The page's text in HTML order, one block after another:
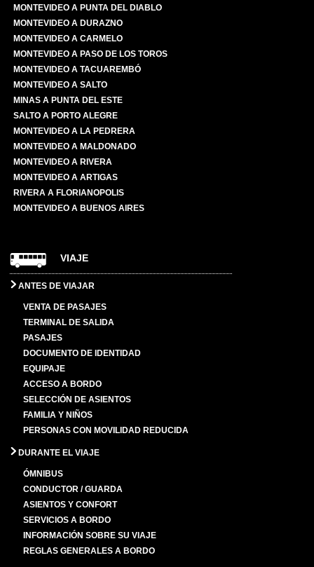
MONTEVIDEO A PUNTA DEL DIABLO
MONTEVIDEO A DURAZNO
MONTEVIDEO A CARMELO
MONTEVIDEO A PASO DE LOS TOROS
MONTEVIDEO A TACUAREMBÓ
MONTEVIDEO A SALTO
MINAS A PUNTA DEL ESTE
SALTO A PORTO ALEGRE
MONTEVIDEO A LA PEDRERA
MONTEVIDEO A MALDONADO
MONTEVIDEO A RIVERA
MONTEVIDEO A ARTIGAS
RIVERA A FLORIANOPOLIS
MONTEVIDEO A BUENOS AIRES
VIAJE
ANTES DE VIAJAR
VENTA DE PASAJES
TERMINAL DE SALIDA
PASAJES
DOCUMENTO DE IDENTIDAD
EQUIPAJE
ACCESO A BORDO
SELECCIÓN DE ASIENTOS
FAMILIA Y NIÑOS
PERSONAS CON MOVILIDAD REDUCIDA
DURANTE EL VIAJE
ÓMNIBUS
CONDUCTOR / GUARDA
ASIENTOS Y CONFORT
SERVICIOS A BORDO
INFORMACIÓN SOBRE SU VIAJE
REGLAS GENERALES A BORDO